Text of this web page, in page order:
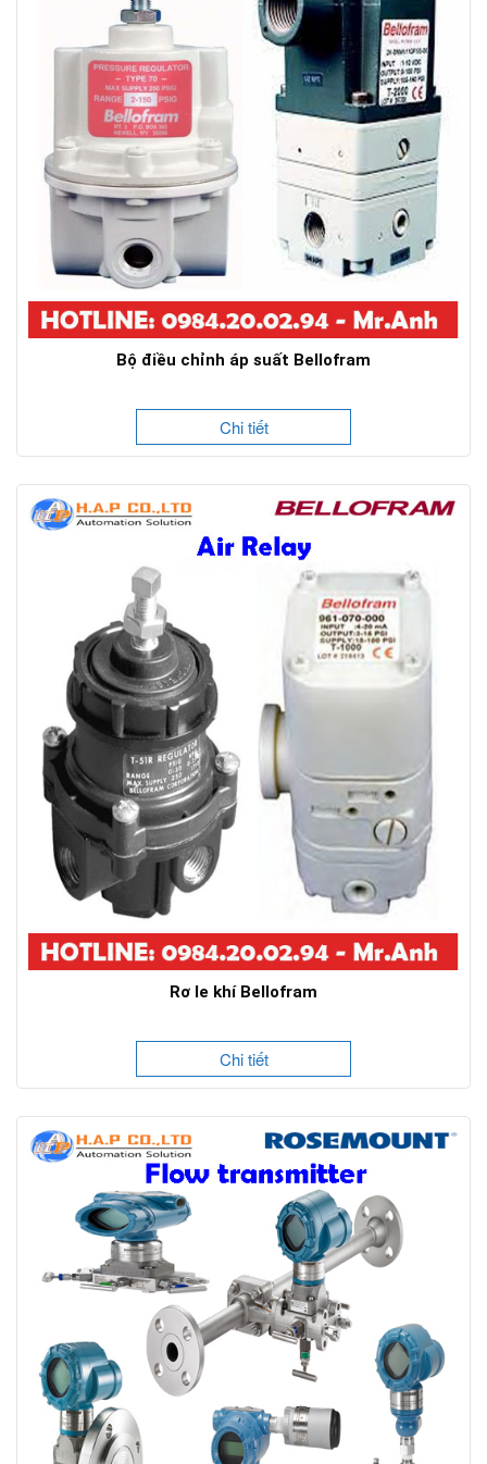
Bộ điều chỉnh áp suất Bellofram
Chi tiết
Rơ le khí Bellofram
Chi tiết